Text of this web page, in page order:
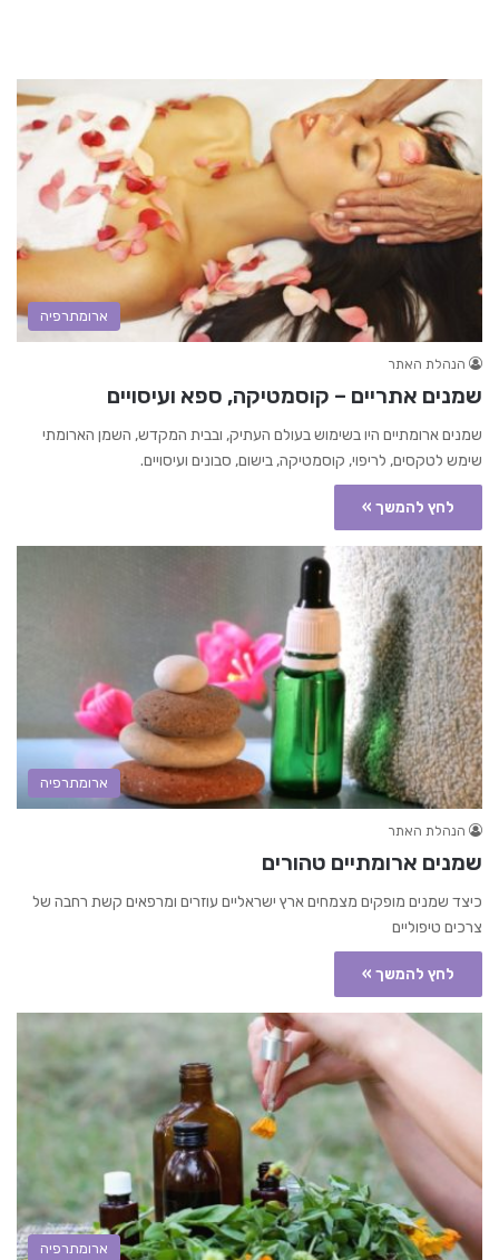
ארומתרפיה
הנהלת האתר
שמנים אתריים – קוסמטיקה, ספא ועיסויים
שמנים ארומתיים היו בשימוש בעולם העתיק, ובבית המקדש, השמן הארומתי
שימש לטקסים, לריפוי, קוסמטיקה, בישום, סבונים ועיסויים.
לחץ להמשך »
ארומתרפיה
הנהלת האתר
שמנים ארומתיים טהורים
כיצד שמנים מופקים מצמחים ארץ ישראליים עוזרים ומרפאים קשת רחבה של
צרכים טיפוליים
לחץ להמשך »
ארומתרפיה